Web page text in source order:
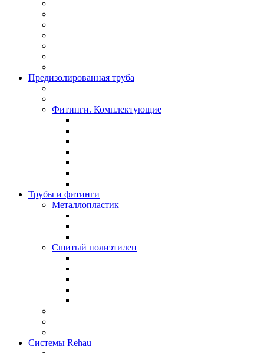
Предизолированная труба
Фитинги. Комплектующие
Трубы и фитинги
Металлопластик
Сшитый полиэтилен
Системы Rehau